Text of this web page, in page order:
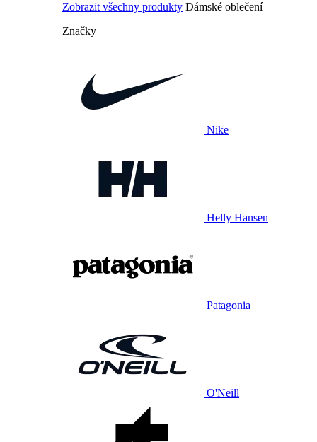
Zobrazit všechny produkty Dámské oblečení
Značky
Nike
Helly Hansen
Patagonia
O'Neill